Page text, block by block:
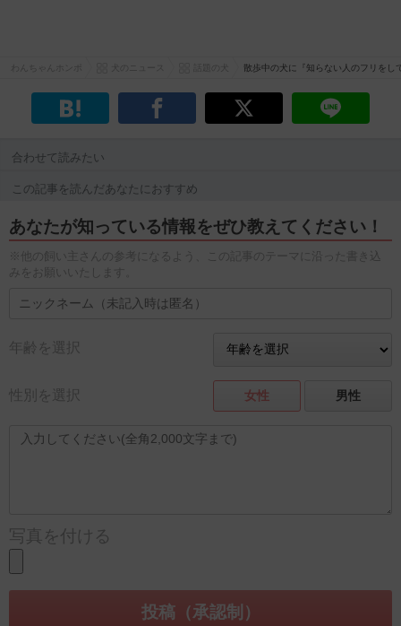
散歩中の犬に『知らない人のフリを
合わせて読みたい
この記事を読んだあなたにおすすめ
あなたが知っている情報をぜひ教えてください！
※他の飼い主さんの参考になるよう、この記事のテーマに沿った書き込
みをお願いいたします。
年齢を選択
性別を選択 女性 男性
写真を付ける